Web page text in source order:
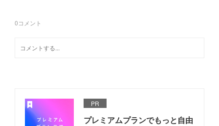
0コメント
PR
プレミアムプランでもっと自由